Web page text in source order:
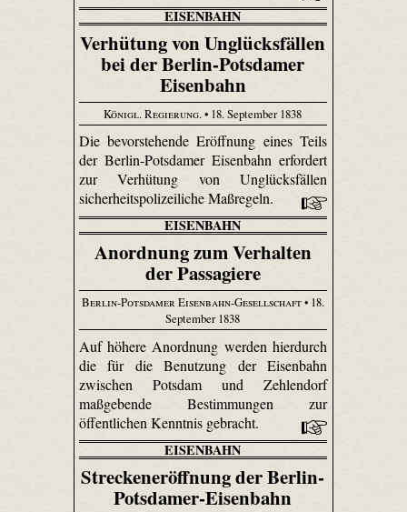
EISENBAHN
Verhütung von Unglücksfällen
bei der Berlin-Potsdamer
Eisenbahn
Königl. Regierung.• 18. September 1838
Die bevorstehende Eröffnung eines Teils
der Berlin-Potsdamer Eisenbahn erfordert
zur Verhütung von Unglücksfällen
sicherheitspolizeiliche Maßregeln.
EISENBAHN
Anordnung zum Verhalten
der Passagiere
Berlin-Potsdamer Eisenbahn-Gesellschaft• 18.
September 1838
Auf höhere Anordnung werden hierdurch
die für die Benutzung der Eisenbahn
zwischen Potsdam und Zehlendorf
maßgebende Bestimmungen zur
öffentlichen Kenntnis gebracht.
EISENBAHN
Streckeneröffnung der Berlin-
Potsdamer-Eisenbahn